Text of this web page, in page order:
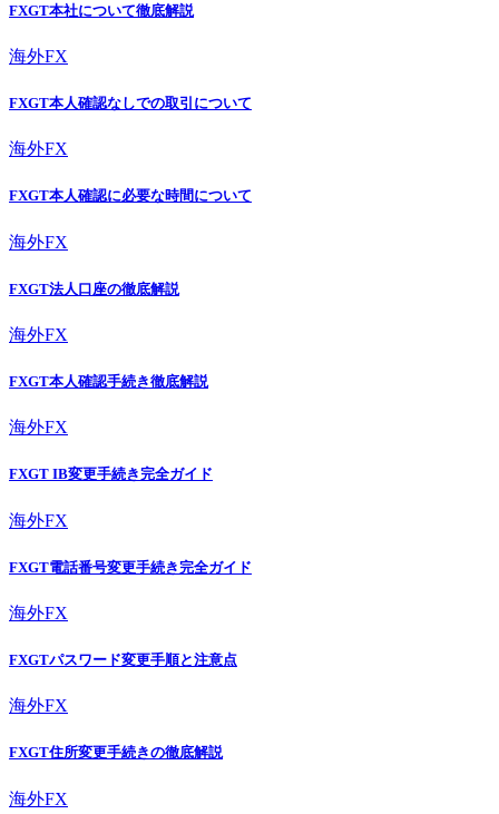
FXGT本社について徹底解説
海外FX
FXGT本人確認なしでの取引について
海外FX
FXGT本人確認に必要な時間について
海外FX
FXGT法人口座の徹底解説
海外FX
FXGT本人確認手続き徹底解説
海外FX
FXGT IB変更手続き完全ガイド
海外FX
FXGT電話番号変更手続き完全ガイド
海外FX
FXGTパスワード変更手順と注意点
海外FX
FXGT住所変更手続きの徹底解説
海外FX